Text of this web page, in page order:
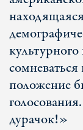
положение
дурачок!»